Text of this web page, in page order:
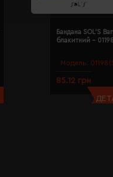
Модель:
Бандана SOL'S
блакитний -
85.12 грн